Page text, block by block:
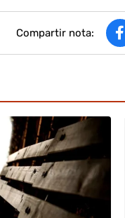
Compartir nota: